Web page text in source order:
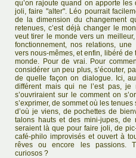
qu’on rajoute quand on apporte
joli, faire "alter". Léo pourrait
de la dimension du changement
retenues, c’est déjà changer le
veut tirer le monde vers un
fonctionnement, nos relations,
vers nous-mêmes, et enfin, libéré
monde. Pour de vrai. Pour
considérer un peu plus, s’écouter,
de quelle façon on dialogue. Ici,
différent mais qui ne l’est pas,
s’ouvriraient sur le comment on
s’exprimer, de sommet où les
d’où je viens, de pochettes de
talons hauts et des mini-jupes, de
seraient là que pour faire joli, de
café-philo improvisés et ouvert à
rêves ou encore les passions.
curiosos ?